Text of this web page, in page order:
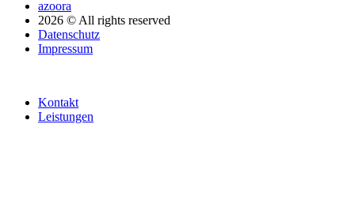
azoora
2026 © All rights reserved
Datenschutz
Impressum
Kontakt
Leistungen